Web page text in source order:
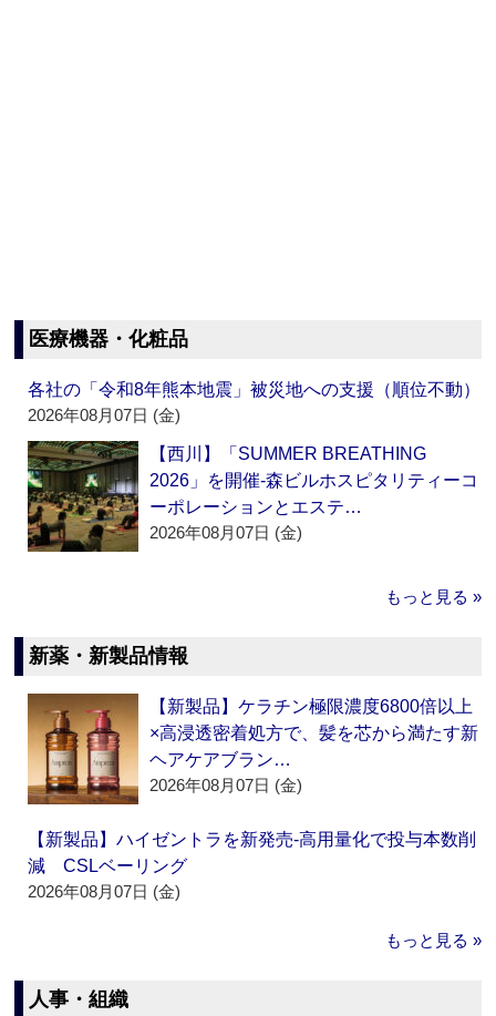
医療機器・化粧品
各社の「令和8年熊本地震」被災地への支援（順位不動）
2026年08月07日 (金)
【西川】「SUMMER BREATHING
2026」を開催‐森ビルホスピタリティーコ
ーポレーションとエステ…
2026年08月07日 (金)
もっと見る »
新薬・新製品情報
【新製品】ケラチン極限濃度6800倍以上
×高浸透密着処方で、髪を芯から満たす新
ヘアケアブラン…
2026年08月07日 (金)
【新製品】ハイゼントラを新発売‐高用量化で投与本数削
減 CSLベーリング
2026年08月07日 (金)
もっと見る »
人事・組織